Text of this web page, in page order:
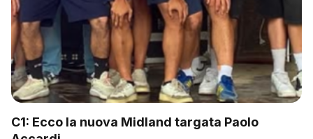
C1: Ecco la nuova Midland targata Paolo